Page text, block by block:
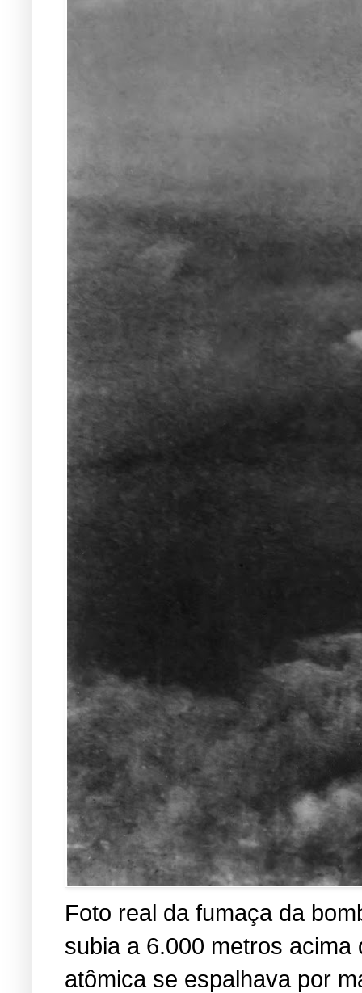
Foto real da fumaça da
subia a 6.000 metros
atômica se espalhava por